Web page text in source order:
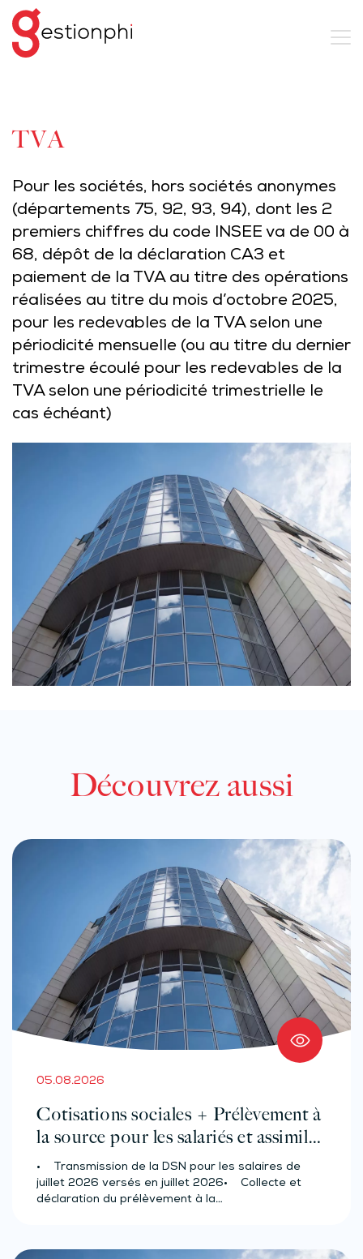
TVA
Pour les sociétés, hors sociétés anonymes
(départements 75, 92, 93, 94), dont les 2
premiers chiffres du code INSEE va de 00 à
68, dépôt de la déclaration CA3 et
paiement de la TVA au titre des opérations
réalisées au titre du mois d’octobre 2025,
pour les redevables de la TVA selon une
périodicité mensuelle (ou au titre du dernier
trimestre écoulé pour les redevables de la
TVA selon une périodicité trimestrielle le
cas échéant)
Découvrez aussi
05.08.2026
Cotisations sociales + Prélèvement à
la source pour les salariés et assimilés
(effectif d’au moins 50 salariés)
• Transmission de la DSN pour les salaires de
juillet 2026 versés en juillet 2026• Collecte et
déclaration du prélèvement à la…